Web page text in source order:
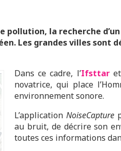
pollution, la recherche
Les grandes villes sont
Dans ce cadre, l’Ifsttar
novatrice, qui place
environnement sonore.
L’applicationNoiseCapture
au bruit, de décrire son
toutes ces informations